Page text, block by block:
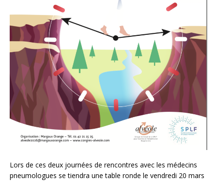
Lors de ces deux journées de rencontres avec les médecins
pneumologues se tiendra une table ronde le vendredi 20 mars